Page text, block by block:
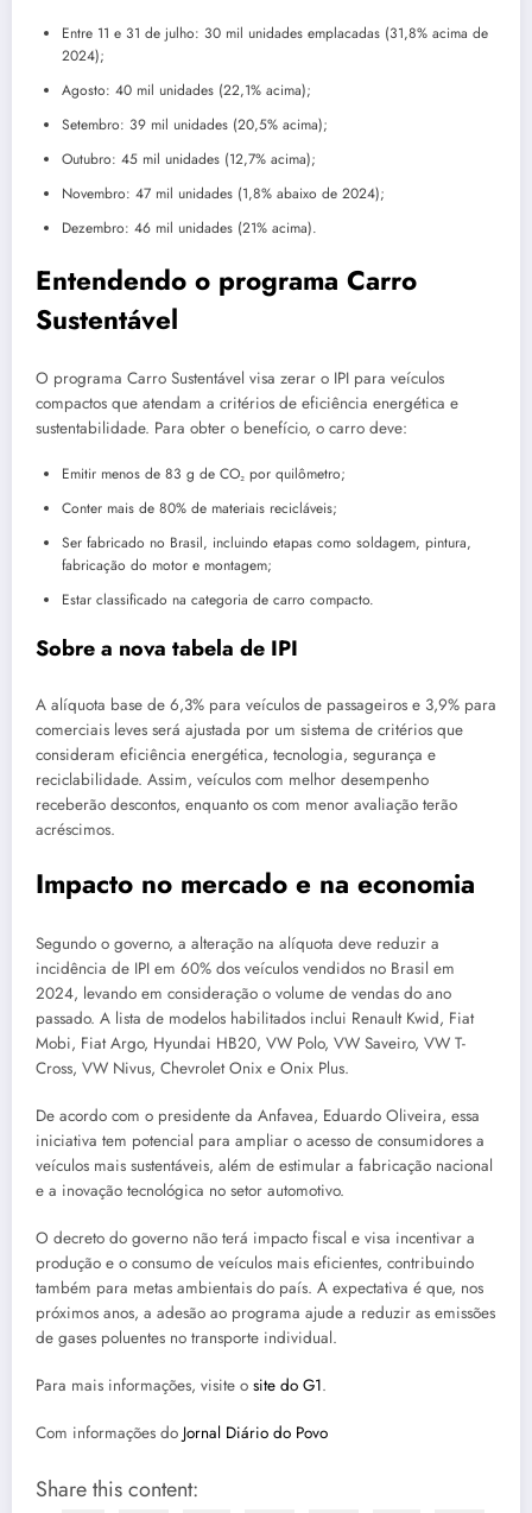
Entre 11 e 31 de julho: 30 mil unidades emplacadas (31,8% acima de
2024);
Agosto: 40 mil unidades (22,1% acima);
Setembro: 39 mil unidades (20,5% acima);
Outubro: 45 mil unidades (12,7% acima);
Novembro: 47 mil unidades (1,8% abaixo de 2024);
Dezembro: 46 mil unidades (21% acima).
Entendendo o programa Carro
Sustentável
O programa Carro Sustentável visa zerar o IPI para veículos
compactos que atendam a critérios de eficiência energética e
sustentabilidade. Para obter o benefício, o carro deve:
Emitir menos de 83 g de CO₂ por quilômetro;
Conter mais de 80% de materiais recicláveis;
Ser fabricado no Brasil, incluindo etapas como soldagem, pintura,
fabricação do motor e montagem;
Estar classificado na categoria de carro compacto.
Sobre a nova tabela de IPI
A alíquota base de 6,3% para veículos de passageiros e 3,9% para
comerciais leves será ajustada por um sistema de critérios que
consideram eficiência energética, tecnologia, segurança e
reciclabilidade. Assim, veículos com melhor desempenho
receberão descontos, enquanto os com menor avaliação terão
acréscimos.
Impacto no mercado e na economia
Segundo o governo, a alteração na alíquota deve reduzir a
incidência de IPI em 60% dos veículos vendidos no Brasil em
2024, levando em consideração o volume de vendas do ano
passado. A lista de modelos habilitados inclui Renault Kwid, Fiat
Mobi, Fiat Argo, Hyundai HB20, VW Polo, VW Saveiro, VW T-
Cross, VW Nivus, Chevrolet Onix e Onix Plus.
De acordo com o presidente da Anfavea, Eduardo Oliveira, essa
iniciativa tem potencial para ampliar o acesso de consumidores a
veículos mais sustentáveis, além de estimular a fabricação nacional
e a inovação tecnológica no setor automotivo.
O decreto do governo não terá impacto fiscal e visa incentivar a
produção e o consumo de veículos mais eficientes, contribuindo
também para metas ambientais do país. A expectativa é que, nos
próximos anos, a adesão ao programa ajude a reduzir as emissões
de gases poluentes no transporte individual.
Para mais informações, visite o site do G1.
Com informações do Jornal Diário do Povo
Share this content: